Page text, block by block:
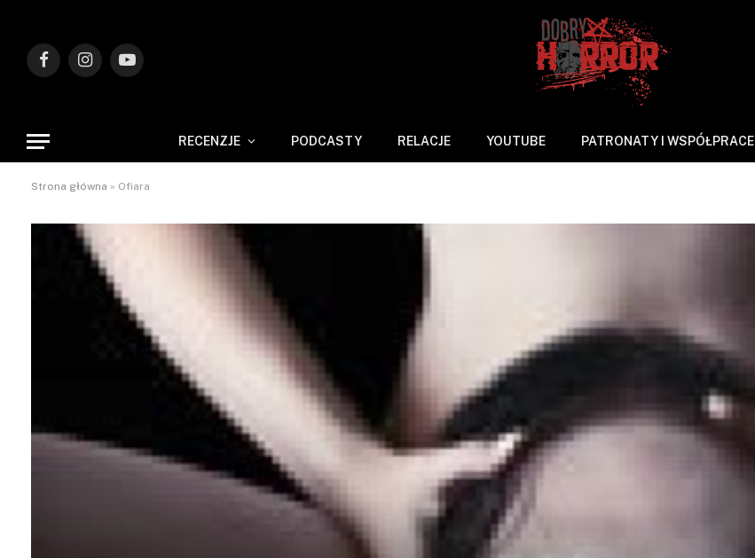
FacebookInstagramYouTube
RECENZJE PODCASTY RELACJE YOUTUBE PATRONATY I WSPÓŁPRACE
Strona główna » Ofiara